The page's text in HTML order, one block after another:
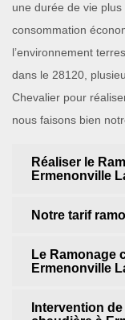
une durée de vie
consommation
l’environnement
dans le 28120,
Chevalier pour
nous faisons bien
Réaliser le
Ermenonville
Notre tarif
Le Ramonage
Ermenonville
Intervention